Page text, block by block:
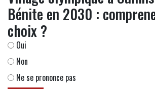
Bénite en 2030 :
choix ?
Oui
Non
Ne se prononce pas